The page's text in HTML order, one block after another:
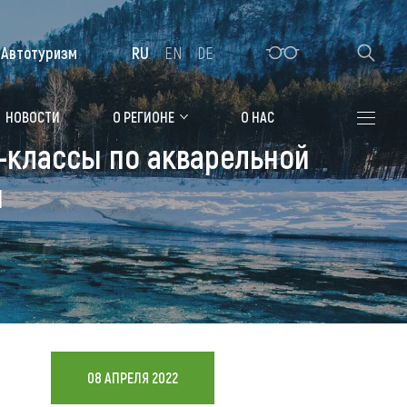
Алтайская зимовка
Где остановиться
Санатории
Гостиницы, отели
Коттеджи, базы
Сельские усадьбы
Мотели, придорожные отели
НОВОСТИ О РЕГИОНЕ О НАС
Автотуризм RU EN DE
по акварельной
08 АПРЕЛЯ 2022